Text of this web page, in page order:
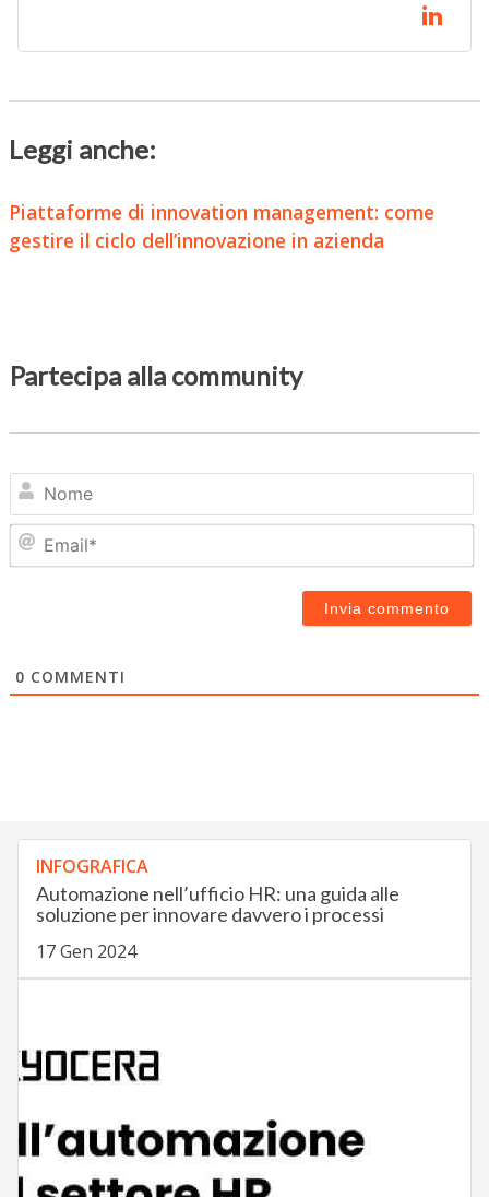
Leggi anche:
Piattaforme di innovation management: come
gestire il ciclo dell’innovazione in azienda
Partecipa alla community
0 COMMENTI
INFOGRAFICA
Automazione nell’ufficio HR: una guida alle
soluzione per innovare davvero i processi
17 Gen 2024